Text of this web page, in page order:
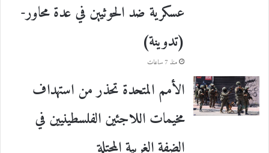
عسكرية ضد الحوثيين في عدة محاور-
(تدوينة)
منذ 7 ساعات
الأمم المتحدة تحذر من استهداف
مخيمات اللاجئين الفلسطينيين في